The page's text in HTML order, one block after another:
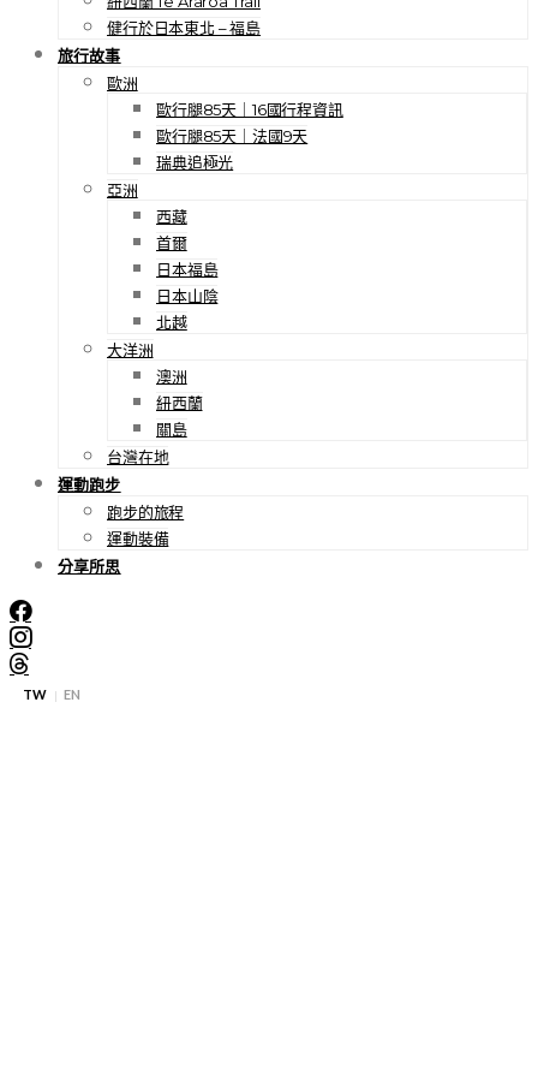
健行於日本東北 – 福島
旅行故事
歐洲
歐行腿85天｜16國行程資訊
歐行腿85天｜法國9天
瑞典追極光
亞洲
西藏
首爾
日本福島
日本山陰
北越
大洋洲
澳洲
紐西蘭
關島
台灣在地
運動跑步
跑步的旅程
運動裝備
分享所思
TW | EN